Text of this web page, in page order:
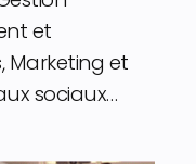
et
Marketing et
sociaux…